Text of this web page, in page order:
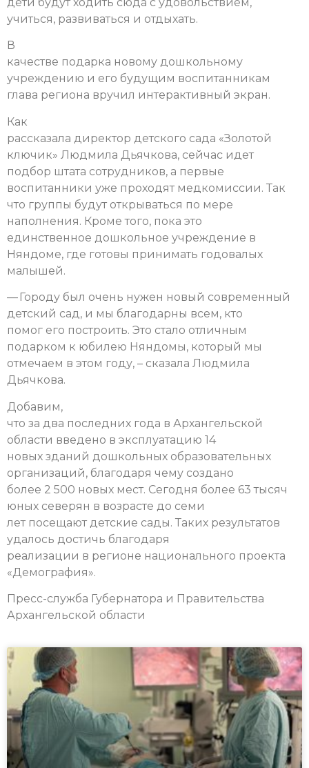
учиться, развиваться и отдыхать.
В
качестве подарка новому дошкольному
учреждению и его будущим воспитанникам
глава региона вручил интерактивный экран.
Как
рассказала директор детского сада «Золотой
ключик» Людмила Дьячкова, сейчас идет
подбор штата сотрудников, а первые
воспитанники уже проходят медкомиссии. Так
что группы будут открываться по мере
наполнения. Кроме того, пока это
единственное дошкольное учреждение в
Няндоме, где готовы принимать годовалых
малышей.
— Городу был очень нужен новый современный
детский сад, и мы благодарны всем, кто
помог его построить. Это стало отличным
подарком к юбилею Няндомы, который мы
отмечаем в этом году, – сказала Людмила
Дьячкова.
Добавим,
что за два последних года в Архангельской
области введено в эксплуатацию 14
новых зданий дошкольных образовательных
организаций, благодаря чему создано
более 2 500 новых мест. Сегодня более 63 тысяч
юных северян в возрасте до семи
лет посещают детские сады. Таких результатов
удалось достичь благодаря
реализации в регионе национального проекта
«Демография».
Пресс-служба Губернатора и Правительства
Архангельской области